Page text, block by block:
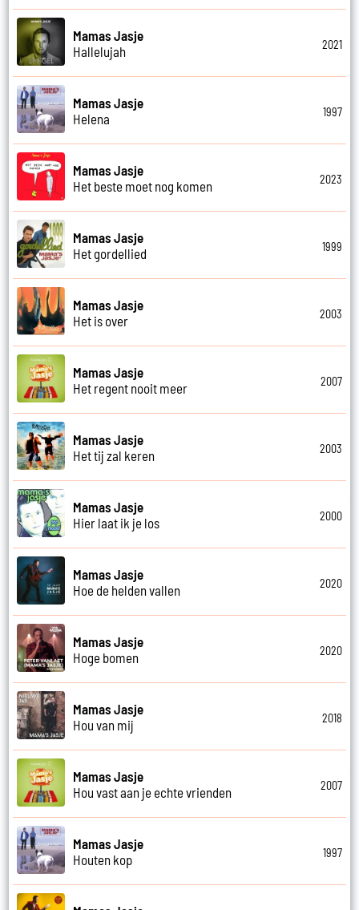
Mamas Jasje
Hallelujah
2021
Mamas Jasje
Helena
1997
Mamas Jasje
Het beste moet nog komen
2023
Mamas Jasje
Het gordellied
1999
Mamas Jasje
Het is over
2003
Mamas Jasje
Het regent nooit meer
2007
Mamas Jasje
Het tij zal keren
2003
Mamas Jasje
Hier laat ik je los
2000
Mamas Jasje
Hoe de helden vallen
2020
Mamas Jasje
Hoge bomen
2020
Mamas Jasje
Hou van mij
2018
Mamas Jasje
Hou vast aan je echte vrienden
2007
Mamas Jasje
Houten kop
1997